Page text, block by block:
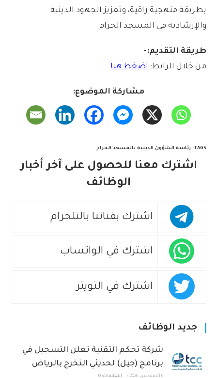
بطريقة منهجية راقية، وتعزيز الجهود الدينية
والإرشادية في المسجد الحرام.
طريقة التقديم:-
من خلال الرابط: اضغط هنا
مشاركة الموضوع:
TAGS
: رئاسة الشؤون الدينية بالمسجد الحرام
اشترك معنا للحصول على آخر أخبار
الوظائف
اشترك بقناتنا بالتلجرام
اشترك في الواتساب
اشترك في التويتر
جديد الوظائف
شركة تحكم التقنية تعلن التسجيل في
برنامج (جيل) لحديثي التخرج بالرياض
6 أغسطس، 2026 / التعليقات: 0